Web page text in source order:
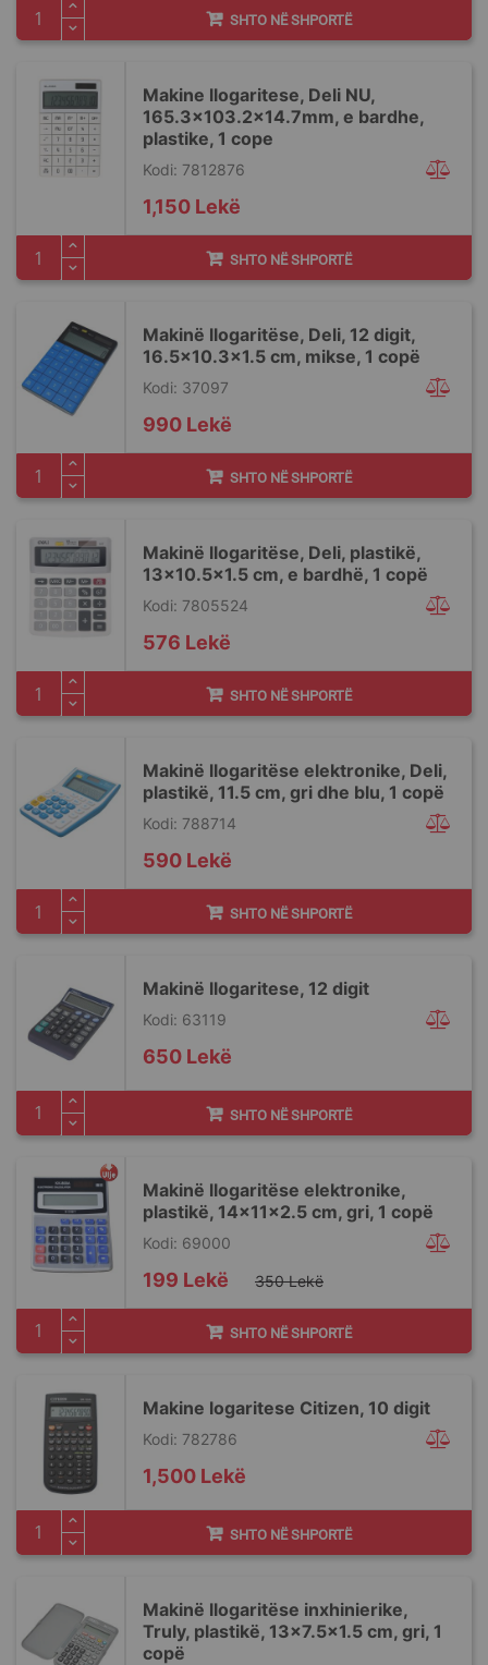
SHTO NË SHPORTË
Makine llogaritese, Deli NU,
165.3x103.2x14.7mm, e bardhe,
plastike, 1 cope
Kodi: 7812876
1,150 Lekë
SHTO NË SHPORTË
Makinë llogaritëse, Deli, 12 digit,
16.5x10.3x1.5 cm, mikse, 1 copë
Kodi: 37097
990 Lekë
SHTO NË SHPORTË
Makinë llogaritëse, Deli, plastikë,
13x10.5x1.5 cm, e bardhë, 1 copë
Kodi: 7805524
576 Lekë
SHTO NË SHPORTË
Makinë llogaritëse elektronike, Deli,
plastikë, 11.5 cm, gri dhe blu, 1 copë
Kodi: 788714
590 Lekë
SHTO NË SHPORTË
Makinë llogaritese, 12 digit
Kodi: 63119
650 Lekë
SHTO NË SHPORTË
Makinë llogaritëse elektronike,
plastikë, 14x11x2.5 cm, gri, 1 copë
Kodi: 69000
Special
Price
199 Lekë 350 Lekë
SHTO NË SHPORTË
Makine logaritese Citizen, 10 digit
Kodi: 782786
1,500 Lekë
SHTO NË SHPORTË
Makinë llogaritëse inxhinierike,
Truly, plastikë, 13x7.5x1.5 cm, gri, 1
copë